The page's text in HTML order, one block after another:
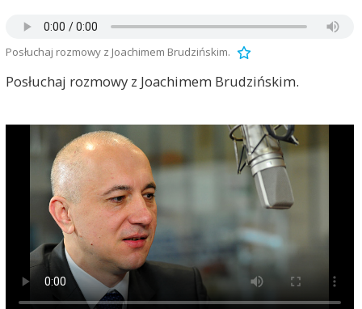
Posłuchaj rozmowy z Joachimem Brudzińskim.
Posłuchaj rozmowy z Joachimem Brudzińskim.